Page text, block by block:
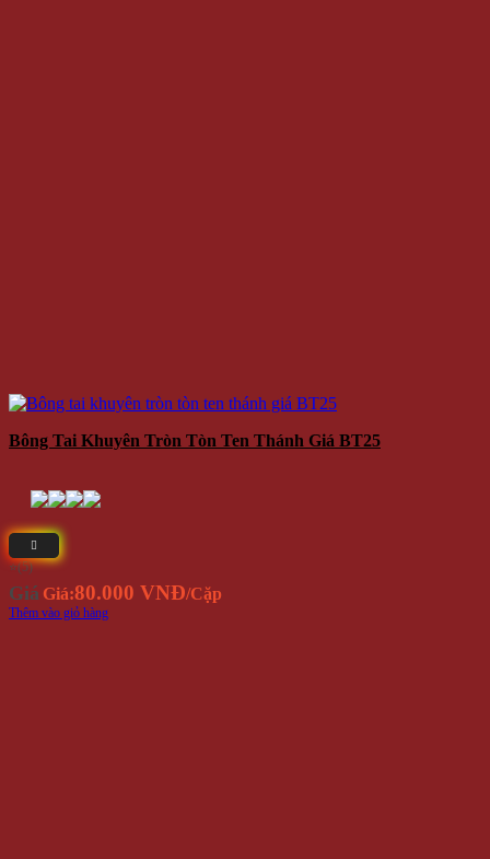
Bông Tai Khuyên Tròn Tòn Ten Thánh Giá BT25
⭐(5)
Giá Giá:80.000 VNĐ/Cặp
Thêm vào giỏ hàng